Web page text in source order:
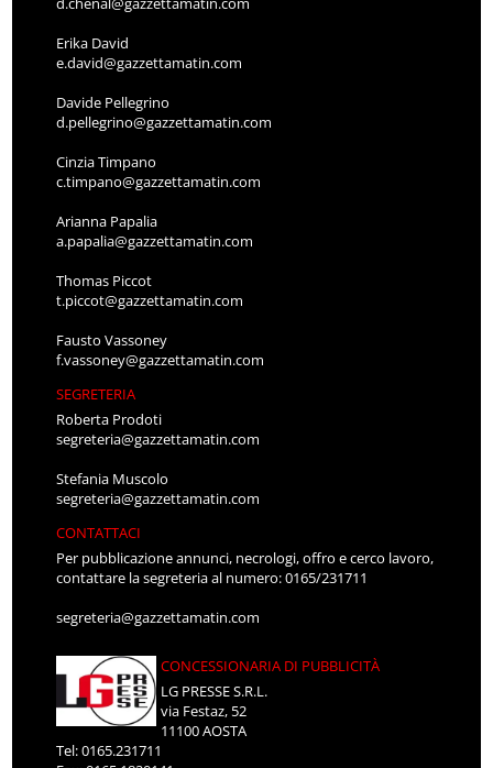
Erika David
e.david@gazzettamatin.com
Davide Pellegrino
d.pellegrino@gazzettamatin.com
Cinzia Timpano
c.timpano@gazzettamatin.com
Arianna Papalia
a.papalia@gazzettamatin.com
Thomas Piccot
t.piccot@gazzettamatin.com
Fausto Vassoney
f.vassoney@gazzettamatin.com
SEGRETERIA
Roberta Prodoti
segreteria@gazzettamatin.com
Stefania Muscolo
segreteria@gazzettamatin.com
CONTATTACI
Per pubblicazione annunci, necrologi, offro e cerco lavoro,
contattare la segreteria al numero: 0165/231711
segreteria@gazzettamatin.com
CONCESSIONARIA DI PUBBLICITÀ
LG PRESSE S.R.L.
via Festaz, 52
11100 AOSTA
Tel: 0165.231711